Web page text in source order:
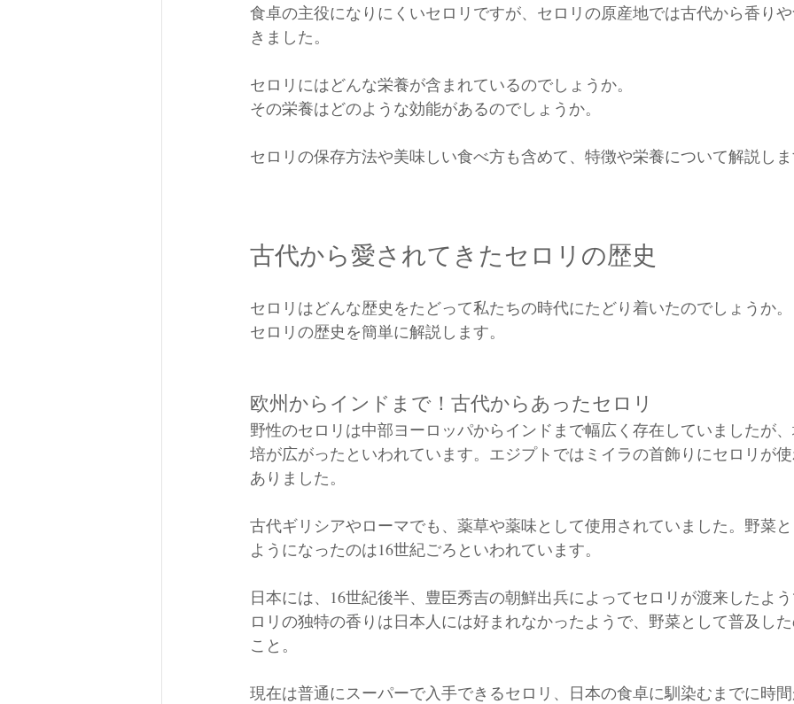
食卓の主役になりにくいセロリですが、セロリの原産地では古代から香り
きました。
セロリにはどんな栄養が含まれているのでしょうか。
その栄養はどのような効能があるのでしょうか。
セロリの保存方法や美味しい食べ方も含めて、特徴や栄養について解説し
古代から愛されてきたセロリの歴史
セロリはどんな歴史をたどって私たちの時代にたどり着いたのでしょうか。
セロリの歴史を簡単に解説します。
欧州からインドまで！古代からあったセロリ
野性のセロリは中部ヨーロッパからインドまで幅広く存在していましたが
培が広がったといわれています。エジプトではミイラの首飾りにセロリが
ありました。
古代ギリシアやローマでも、薬草や薬味として使用されていました。野菜
ようになったのは16世紀ごろといわれています。
日本には、16世紀後半、豊臣秀吉の朝鮮出兵によってセロリが渡来したよ
ロリの独特の香りは日本人には好まれなかったようで、野菜として普及し
こと。
現在は普通にスーパーで入手できるセロリ、日本の食卓に馴染むまでに時